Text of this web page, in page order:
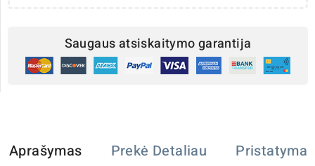
Saugaus atsiskaitymo garantija
Aprašymas Prekė Detaliau Pristatymas